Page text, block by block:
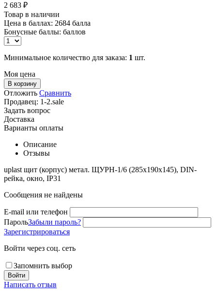
2 683 ₽
Товар в наличии
Цена в баллах: 2684 балла
Бонусные баллы: баллов
Минимальное количество для заказа: 1 шт.
Моя цена
В корзину
Отложить Сравнить
Продавец: 1-2.sale
Задать вопрос
Доставка
Варианты оплаты
Описание
Отзывы
uplast щит (корпус) метал. ЩУРН-1/6 (285х190х145), DIN-
рейка, окно, IP31
Сообщения не найдены
E-mail или телефон
ПарольЗабыли пароль?
Зарегистрироваться
Войти через соц. сеть
Запомнить выбор
Войти
Написать отзыв